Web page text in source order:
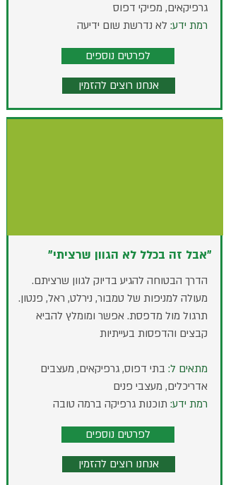
גרפיקאים, מפיקי דפוס
רמת ידע: לא נדרשת שום ידיעה
לפרטים נוספים
אנחנו רוצים להזמין
״אבל זה בכלל לא הגוון שרציתי״
הדרך הבטוחה להגיע בדיוק לגוון שרציתם.
מעולה למניפות של טמבור, נירלט, ראל, פנטון.
תרגול מול מדפסת. אפשר ומומלץ להביא
קבצים והדפסות בעייתיות
מתאים ל: בתי דפוס, גרפיקאים, מעצבים
אדריכלים, מעצבי פנים
רמת ידע: תוכנות גרפיקה ברמה טובה
לפרטים נוספים
אנחנו רוצים להזמין